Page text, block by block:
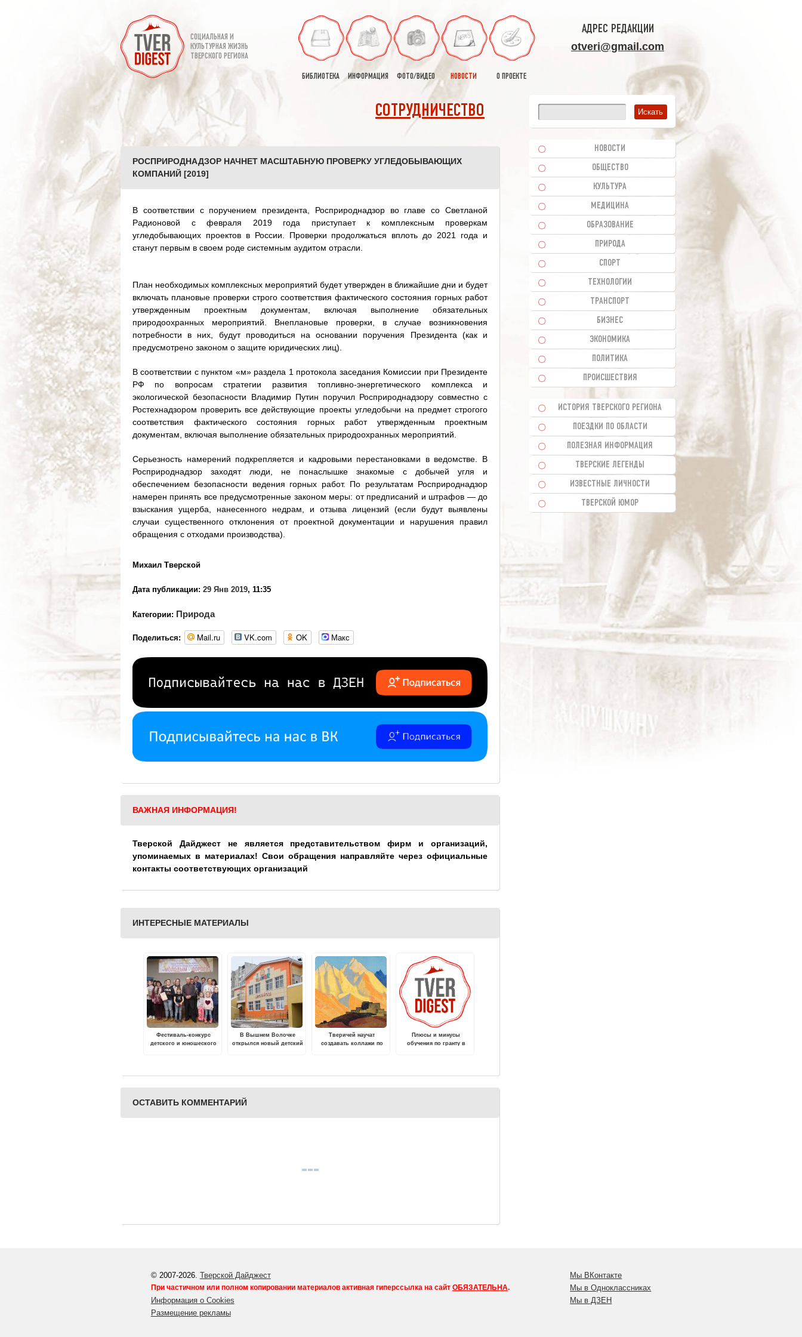
СОЦИАЛЬНАЯ И
КУЛЬТУРНАЯ ЖИЗНЬ
ТВЕРСКОГО РЕГИОНА
БИБЛИОТЕКА ИНФОРМАЦИЯ ФОТО/ВИДЕО НОВОСТИ О ПРОЕКТЕ
АДРЕС РЕДАКЦИИ
otveri@gmail.com
СОТРУДНИЧЕСТВО
РОСПРИРОДНАДЗОР НАЧНЕТ МАСШТАБНУЮ ПРОВЕРКУ УГЛЕДОБЫВАЮЩИХ
КОМПАНИЙ [2019]
В соответствии с поручением президента, Росприроднадзор во главе со Светланой
Радионовой с февраля 2019 года приступает к комплексным проверкам
угледобывающих проектов в России. Проверки продолжаться вплоть до 2021 года и
станут первым в своем роде системным аудитом отрасли.
План необходимых комплексных мероприятий будет утвержден в ближайшие дни и будет
включать плановые проверки строго соответствия фактического состояния горных работ
утвержденным проектным документам, включая выполнение обязательных
природоохранных мероприятий. Внеплановые проверки, в случае возникновения
потребности в них, будут проводиться на основании поручения Президента (как и
предусмотрено законом о защите юридических лиц).
В соответствии с пунктом «м» раздела 1 протокола заседания Комиссии при Президенте
РФ по вопросам стратегии развития топливно-энергетического комплекса и
экологической безопасности Владимир Путин поручил Росприроднадзору совместно с
Ростехнадзором проверить все действующие проекты угледобычи на предмет строгого
соответствия фактического состояния горных работ утвержденным проектным
документам, включая выполнение обязательных природоохранных мероприятий.
Серьезность намерений подкрепляется и кадровыми перестановками в ведомстве. В
Росприроднадзор заходят люди, не понаслышке знакомые с добычей угля и
обеспечением безопасности ведения горных работ. По результатам Росприроднадзор
намерен принять все предусмотренные законом меры: от предписаний и штрафов — до
взыскания ущерба, нанесенного недрам, и отзыва лицензий (если будут выявлены
случаи существенного отклонения от проектной документации и нарушения правил
обращения с отходами производства).
Михаил Тверской
Дата публикации: 29 Янв 2019, 11:35
Категории: Природа
Поделиться: Mail.ru VK.com OK Макс
ВАЖНАЯ ИНФОРМАЦИЯ!
Тверской Дайджест не является представительством фирм и организаций,
упоминаемых в материалах! Свои обращения направляйте через официальные
контакты соответствующих организаций
ИНТЕРЕСНЫЕ МАТЕРИАЛЫ
Фестиваль-конкурс
детского и юношеского
Дома народного
В Вышнем Волочке
открылся новый детский
Тверичей научат
создавать коллажи по
Плюсы и минусы
обучения по гранту в
ОСТАВИТЬ КОММЕНТАРИЙ
НОВОСТИ
ОБЩЕСТВО
КУЛЬТУРА
МЕДИЦИНА
ОБРАЗОВАНИЕ
ПРИРОДА
СПОРТ
ТЕХНОЛОГИИ
ТРАНСПОРТ
БИЗНЕС
ЭКОНОМИКА
ПОЛИТИКА
ПРОИСШЕСТВИЯ
ИСТОРИЯ ТВЕРСКОГО РЕГИОНА
ПОЕЗДКИ ПО ОБЛАСТИ
ПОЛЕЗНАЯ ИНФОРМАЦИЯ
ТВЕРСКИЕ ЛЕГЕНДЫ
ИЗВЕСТНЫЕ ЛИЧНОСТИ
ТВЕРСКОЙ ЮМОР
© 2007-2026. Тверской Дайджест
При частичном или полном копировании материалов активная гиперссылка на сайт ОБЯЗАТЕЛЬНА.
Информация о Cookies
Размещение рекламы
Мы ВКонтакте
Мы в Одноклассниках
Мы в ДЗЕН